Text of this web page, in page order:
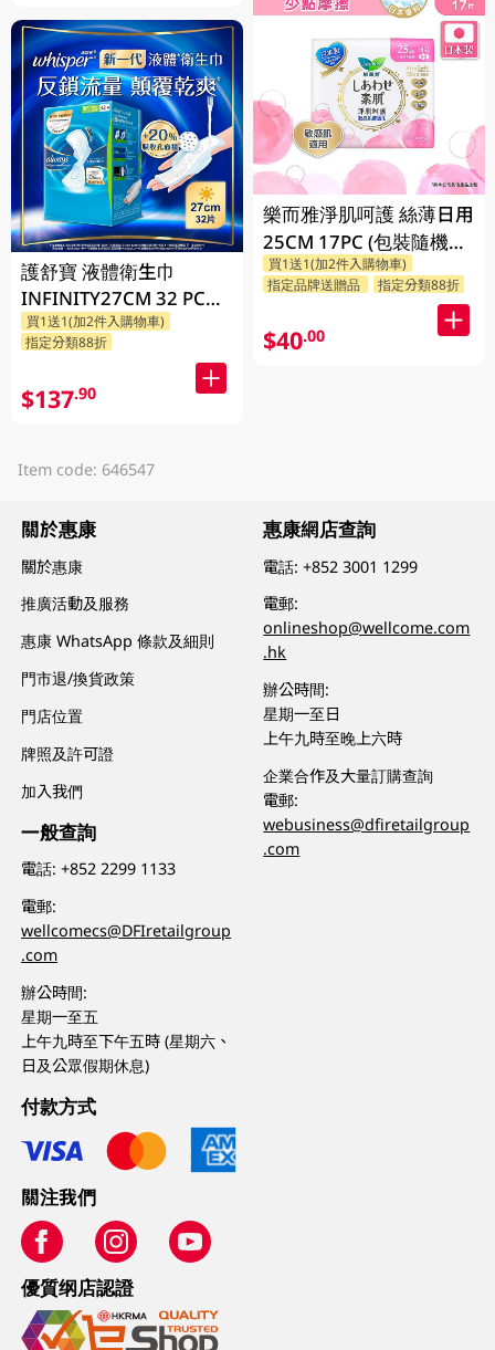
護舒寶 液體衛生巾
INFINITY27CM 32 PC
(包裝隨機發放)
買1送1(加2件入購物車)
指定分類88折
$137.90
樂而雅淨肌呵護 絲薄日用
25CM 17PC (包裝隨機發
放)
買1送1(加2件入購物車)
指定品牌送贈品
指定分類88折
$40.00
Item code: 646547
關於惠康
關於惠康
推廣活動及服務
惠康 WhatsApp 條款及細則
門市退/換貨政策
門店位置
牌照及許可證
加入我們
一般查詢
電話:+852 2299 1133
電郵:
wellcomecs@DFIretailgroup
.com
辦公時間:
星期一至五
上午九時至下午五時 (星期六、
日及公眾假期休息)
惠康網店查詢
電話:+852 3001 1299
電郵:
onlineshop@wellcome.com
.hk
辦公時間:
星期一至日
上午九時至晚上六時
企業合作及大量訂購查詢
電郵:
webusiness@dfiretailgroup
.com
付款方式
關注我們
優質纲店認證